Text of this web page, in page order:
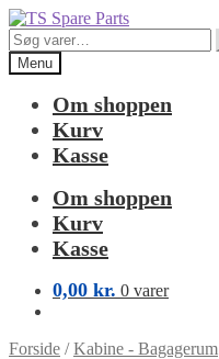
Spring
til
navigation
Spring
til
indhold
Søg
efter:
Menu
Om shoppen
Kurv
Kasse
Om shoppen
Kurv
Kasse
0,00 kr. 0 varer
Forside /Kabine - Bagagerum